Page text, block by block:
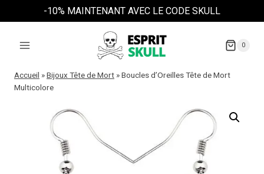
au
-10% MAINTENANT AVEC LE CODE SKULL
0
Accueil »Bijoux Tête de Mort »Boucles d’Oreilles Tête de Mort
Multicolore